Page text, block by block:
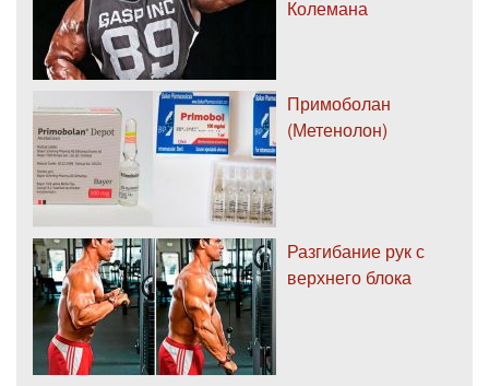
Колемана
Примоболан
(Метенолон)
Разгибание рук с
верхнего блока